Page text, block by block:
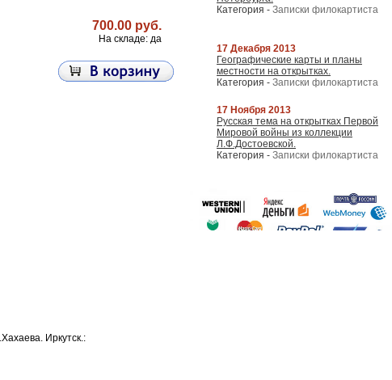
700.00 руб.
На складе: да
Иркутск.:
Категория - Записки филокартиста
17 Декабря 2013
Географические карты и планы
местности на открытках.
Категория - Записки филокартиста
17 Ноября 2013
Русская тема на открытках Первой
Мировой войны из коллекции
Л.Ф.Достоевской.
Категория - Записки филокартиста